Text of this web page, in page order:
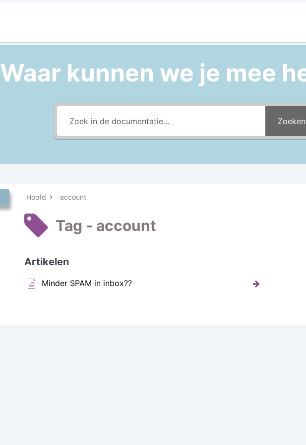
Waar kunnen we je mee
Zoeken
Hoofd account
Tag - account
Artikelen
Minder SPAM in inbox??